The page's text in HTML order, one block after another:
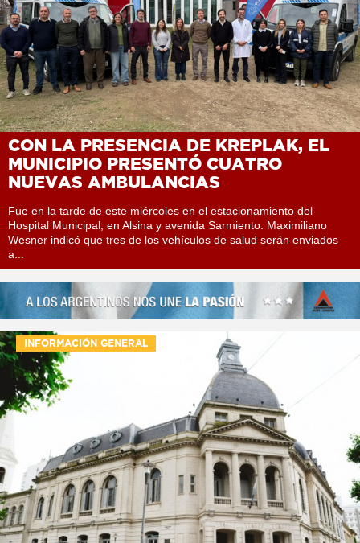
CON LA PRESENCIA DE KREPLAK, EL
MUNICIPIO PRESENTÓ CUATRO
NUEVAS AMBULANCIAS
Fue en la tarde de este miércoles en el estacionamiento del
Hospital Municipal, en Alsina y avenida Sarmiento. Maximiliano
Wesner indicó que tres de los vehículos de salud serán enviados
a...
INFORMACIÓN GENERAL